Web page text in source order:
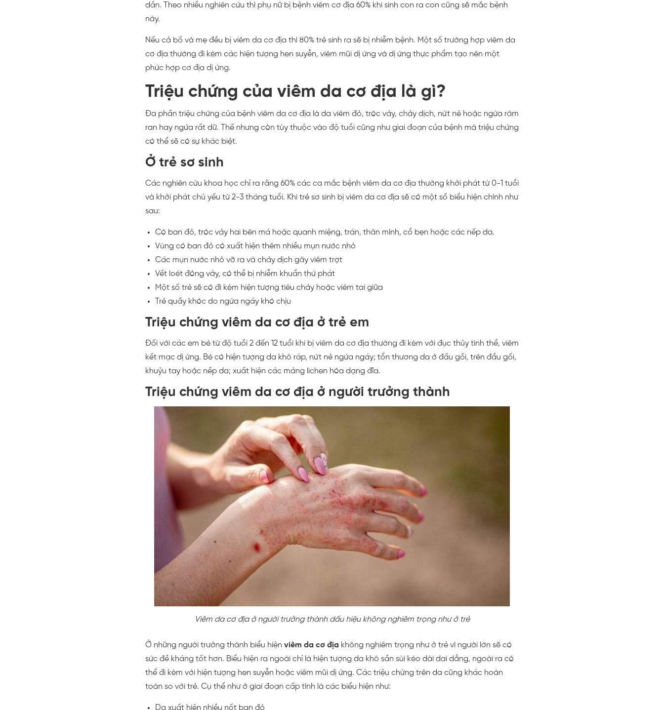
dần. Theo nhiều nghiên cứu thì phụ nữ bị bệnh viêm cơ địa 60% khi sinh con ra con cũng sẽ mắc bệnh
này.
Nếu cả bố và mẹ đều bị viêm da cơ địa thì 80% trẻ sinh ra sẽ bị nhiễm bệnh. Một số trường hợp viêm da
cơ địa thường đi kèm các hiện tượng hen suyễn, viêm mũi dị ứng và dị ứng thực phẩm tạo nên một
phức hợp cơ địa dị ứng.
Triệu chứng của viêm da cơ địa là gì?
Đa phần triệu chứng của bệnh viêm da cơ địa là da viêm đỏ, tróc vảy, chảy dịch, nứt nẻ hoặc ngứa râm
ran hay ngứa rất dữ. Thế nhưng còn tùy thuộc vào độ tuổi cũng như giai đoạn của bệnh mà triệu chứng
có thể sẽ có sự khác biệt.
Ở trẻ sơ sinh
Các nghiên cứu khoa học chỉ ra rằng 60% các ca mắc bệnh viêm da cơ địa thường khởi phát từ 0-1 tuổi
và khởi phát chủ yếu từ 2-3 tháng tuổi. Khi trẻ sơ sinh bị viêm da cơ địa sẽ có một số biểu hiện chính như
sau:
Có ban đỏ, tróc vảy hai bên má hoặc quanh miệng, trán, thân mình, cổ bẹn hoặc các nếp da.
Vùng có ban đỏ có xuất hiện thêm nhiều mụn nước nhỏ
Các mụn nước nhỏ vỡ ra và chảy dịch gây viêm trợt
Vết loét đóng vảy, có thể bị nhiễm khuẩn thứ phát
Một số trẻ sẽ có đi kèm hiện tượng tiêu chảy hoặc viêm tai giữa
Trẻ quấy khóc do ngứa ngáy khó chịu
Triệu chứng viêm da cơ địa ở trẻ em
Đối với các em bé từ độ tuổi 2 đến 12 tuổi khi bị viêm da cơ địa thường đi kèm với đục thủy tinh thể, viêm
kết mạc dị ứng. Bé có hiện tượng da khô ráp, nứt nẻ ngứa ngáy; tổn thương da ở đầu gối, trên đầu gối,
khuỷu tay hoặc nếp da; xuất hiện các mảng lichen hóa dạng đĩa.
Triệu chứng viêm da cơ địa ở người trưởng thành
Viêm da cơ địa ở người trưởng thành dấu hiệu không nghiêm trọng như ở trẻ
Ở những người trưởng thành biểu hiện viêm da cơ địa không nghiêm trọng như ở trẻ vì người lớn sẽ có
sức đề kháng tốt hơn. Biểu hiện ra ngoài chỉ là hiện tượng da khô sần sùi kéo dài dai dẳng, ngoài ra có
thể đi kèm với hiện tượng hen suyễn hoặc viêm mũi dị ứng. Các triệu chứng trên da cũng khác hoàn
toàn so với trẻ. Cụ thể như ở giai đoạn cấp tính là các biểu hiện như:
Da xuất hiện nhiều nốt ban đỏ